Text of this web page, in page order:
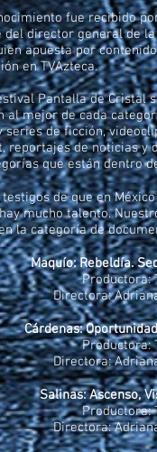
fue recibido
del director general de
apuesta por
en TVAzteca.
Pantalla de Cristal
al mejor de cada
series de ficción,
reportajes de noticias y
que están dentro
de que en
mucho talento.
la categoría de
Maquío: Rebeldía.
Productora:
Directora:
Cárdenas:
Productora:
Directora:
Salinas: Ascenso,
Productora:
Directora: